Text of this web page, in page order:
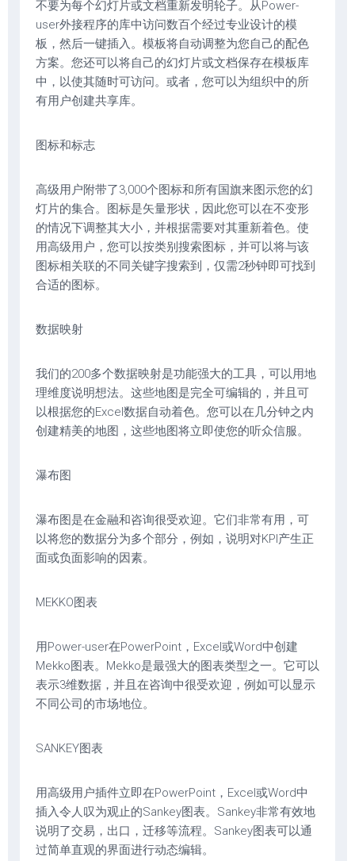
不要为每个幻灯片或文档重新发明轮子。从Power-
user外接程序的库中访问数百个经过专业设计的模
板，然后一键插入。模板将自动调整为您自己的配色
方案。您还可以将自己的幻灯片或文档保存在模板库
中，以使其随时可访问。或者，您可以为组织中的所
有用户创建共享库。
图标和标志
高级用户附带了3,000个图标和所有国旗来图示您的幻
灯片的集合。图标是矢量形状，因此您可以在不变形
的情况下调整其大小，并根据需要对其重新着色。使
用高级用户，您可以按类别搜索图标，并可以将与该
图标相关联的不同关键字搜索到，仅需2秒钟即可找到
合适的图标。
数据映射
我们的200多个数据映射是功能强大的工具，可以用地
理维度说明想法。这些地图是完全可编辑的，并且可
以根据您的Excel数据自动着色。您可以在几分钟之内
创建精美的地图，这些地图将立即使您的听众信服。
瀑布图
瀑布图是在金融和咨询很受欢迎。它们非常有用，可
以将您的数据分为多个部分，例如，说明对KPI产生正
面或负面影响的因素。
MEKKO图表
用Power-user在PowerPoint，Excel或Word中创建
Mekko图表。Mekko是最强大的图表类型之一。它可以
表示3维数据，并且在咨询中很受欢迎，例如可以显示
不同公司的市场地位。
SANKEY图表
用高级用户插件立即在PowerPoint，Excel或Word中
插入令人叹为观止的Sankey图表。Sankey非常有效地
说明了交易，出口，迁移等流程。Sankey图表可以通
过简单直观的界面进行动态编辑。